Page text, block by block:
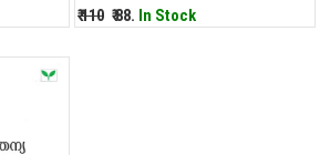
₹ 110 ₹ 88. In Stock